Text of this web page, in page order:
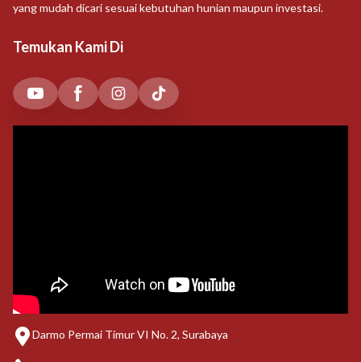
yang mudah dicari sesuai kebutuhan hunian maupun investasi.
Temukan Kami Di
Darmo Permai Timur VI No. 2, Surabaya